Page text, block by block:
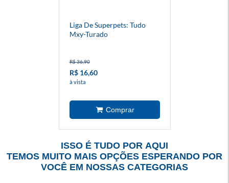
Liga De Superpets: Tudo
Mxy-Turado
R$ 36,90
R$ 16,60
à vista
ISSO É TUDO POR AQUI
TEMOS MUITO MAIS OPÇÕES ESPERANDO POR
VOCÊ EM NOSSAS CATEGORIAS